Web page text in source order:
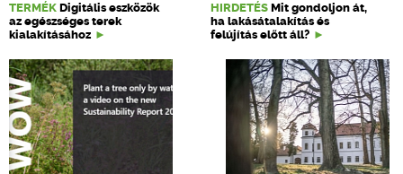
TERMÉK Digitális eszközök
az egészséges terek
kialakításához
HIRDETÉS Mit gondoljon át,
ha lakásátalakítás és
felújítás előtt áll?